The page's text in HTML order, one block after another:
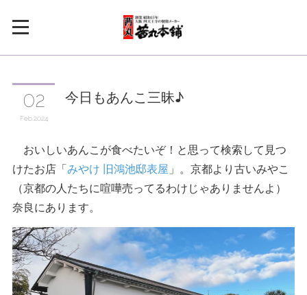
02
Feb 2024
今日もあんこ三昧♪
おいしいあんこが食べたいぞ！と思って検索して見つ
けたお店「みやけ 旧鴻池邸表屋 」。京都より古いみやこ
（京都の人たちに喧嘩売ってるわけじゃありませんよ）
奈良にあります。